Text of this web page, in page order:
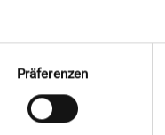
Präferenzen